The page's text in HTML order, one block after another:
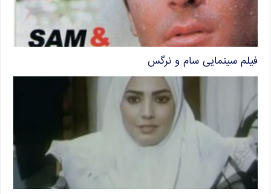
فیلم سینمایی سام و نرگس